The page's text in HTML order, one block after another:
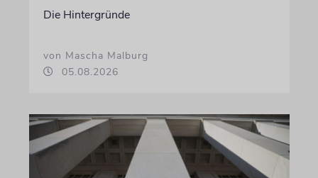
Die Hintergründe
von Mascha Malburg
05.08.2026